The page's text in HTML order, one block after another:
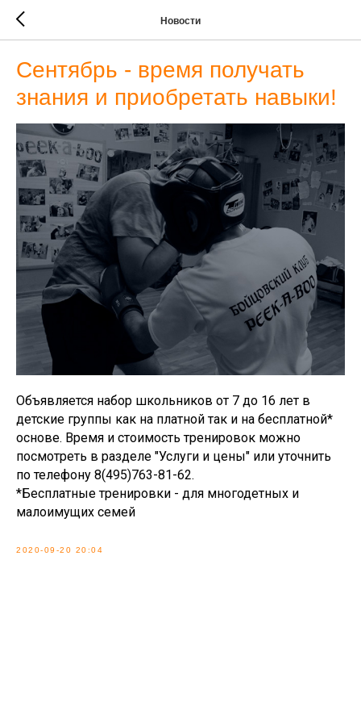
Новости
Сентябрь - время получать
знания и приобретать навыки!
Объявляется набор школьников от 7 до 16 лет в
детские группы как на платной так и на бесплатной*
основе. Время и стоимость тренировок можно
посмотреть в разделе "Услуги и цены" или уточнить
по телефону 8(495)763-81-62.
*Бесплатные тренировки - для многодетных и
малоимущих семей
2020-09-20 20:04